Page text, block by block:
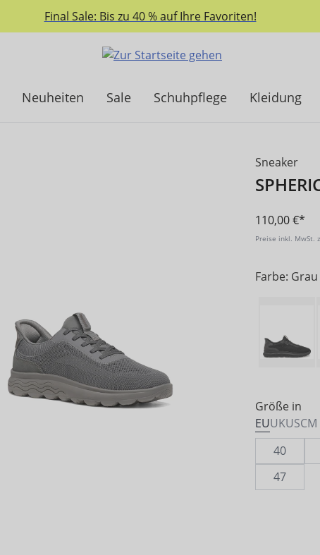
Final Sale: Bis zu 40 % auf Ihre Favoriten!
Neuheiten Sale Schuhpflege Kleidung
Sneaker
110,00 €*
Preise inkl. MwSt.
Farbe: Grau
Größe in
EUUKUSCM
40
47